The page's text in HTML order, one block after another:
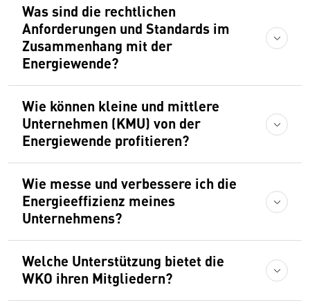
Was sind die rechtlichen
Anforderungen und Standards im
Zusammenhang mit der
Energiewende?
Wie können kleine und mittlere
Unternehmen (KMU) von der
Energiewende profitieren?
Wie messe und verbessere ich die
Energieeffizienz meines
Unternehmens?
Welche Unterstützung bietet die
WKO ihren Mitgliedern?